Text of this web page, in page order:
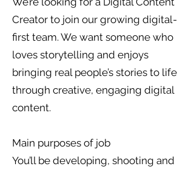
Creator to join our growing digital-
first team. We want someone who
loves storytelling and enjoys
bringing real people’s stories to life
through creative, engaging digital
content.
Main purposes of job
You’ll be developing, shooting and